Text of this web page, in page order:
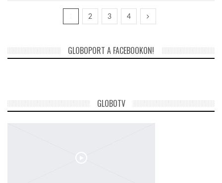
2 3 4
GLOBOPORT A FACEBOOKON!
GLOBOTV